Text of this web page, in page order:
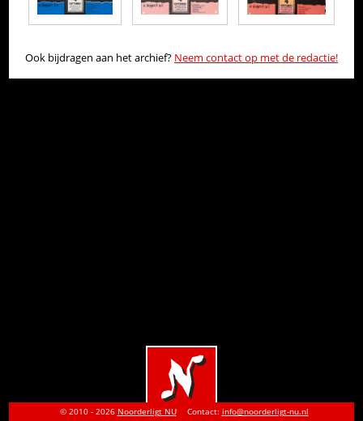
Ook bijdragen aan het archief? Neem contact op met de redactie!
© 2010 - 2026 Noorderligt NU Contact: info@noorderligt-nu.nl